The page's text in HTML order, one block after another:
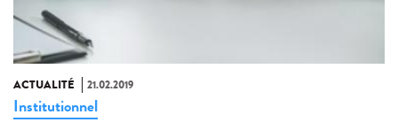
ACTUALITÉ 21.02.2019
Institutionnel